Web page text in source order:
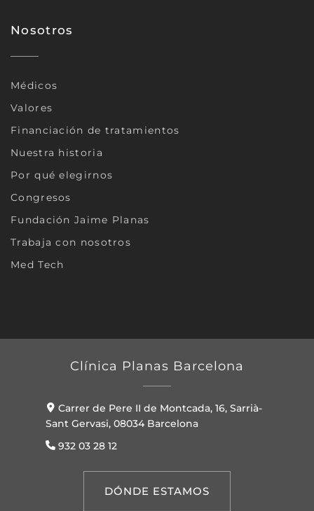
Nosotros
Médicos
Valores
Financiación de tratamientos
Nuestra historia
Por qué elegirnos
Congresos
Fundación Jaime Planas
Trabaja con nosotros
Med Tech
Clínica Planas Barcelona
Carrer de Pere II de Montcada, 16, Sarrià-
Sant Gervasi, 08034 Barcelona
932 03 28 12
DÓNDE ESTAMOS